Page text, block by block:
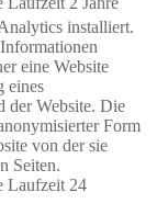
installiert.
eine Website
eines
der Website. Die
Form
von der sie
Seiten.
Laufzeit 24